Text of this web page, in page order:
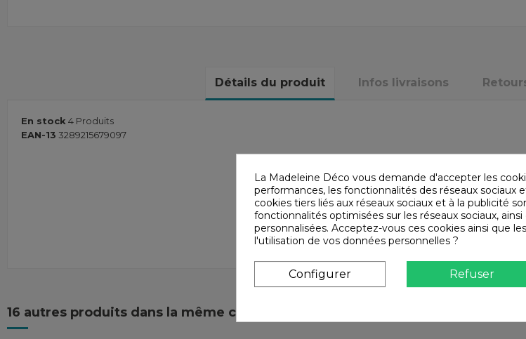
Détails du produit Infos livraisons
En stock 4 Produits
EAN-13 3289215679097
16 autres produits dans la même catégorie :
La Madeleine Déco vous demande d'accepter les
performances, les fonctionnalités des réseaux sociaux
cookies tiers liés aux réseaux sociaux et à la publicité
fonctionnalités optimisées sur les réseaux sociaux,
personnalisées. Acceptez-vous ces cookies ainsi que
l'utilisation de vos données personnelles ?
Configurer Refuser